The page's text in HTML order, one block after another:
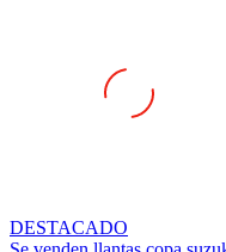
Se venden llantas copa suzuki
850 €